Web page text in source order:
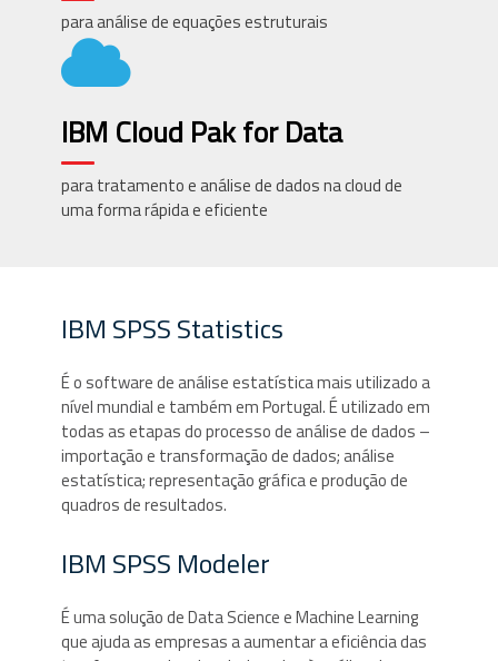
para análise de equações estruturais
IBM Cloud Pak for Data
para tratamento e análise de dados na cloud de
uma forma rápida e eficiente
IBM SPSS Statistics
É o software de análise estatística mais utilizado a
nível mundial e também em Portugal. É utilizado em
todas as etapas do processo de análise de dados –
importação e transformação de dados; análise
estatística; representação gráfica e produção de
quadros de resultados.
IBM SPSS Modeler
É uma solução de Data Science e Machine Learning
que ajuda as empresas a aumentar a eficiência das